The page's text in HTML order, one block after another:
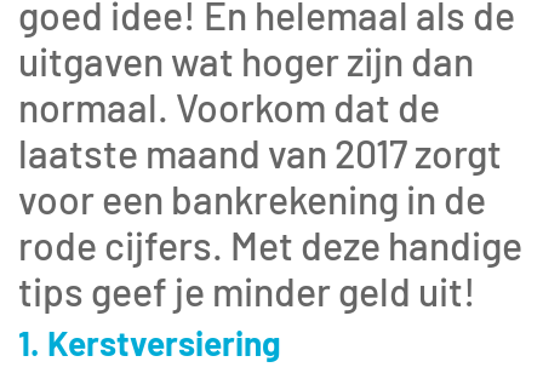
goed idee! En helemaal als de
uitgaven wat hoger zijn dan
normaal. Voorkom dat de
laatste maand van 2017 zorgt
voor een bankrekening in de
rode cijfers. Met deze handige
tips geef je minder geld uit!
1. Kerstversiering